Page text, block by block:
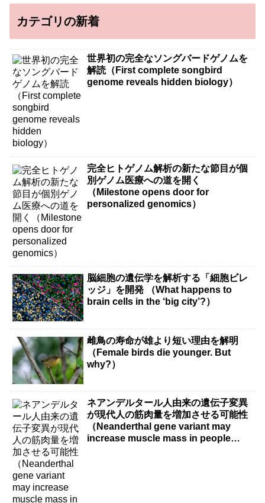
カテゴリの新着
世界初の完全なソングバードゲノムを
解読（First complete songbird
genome reveals hidden biology）
完全ヒトゲノム解析の新たな節目が個
別ゲノム医療への道を開く
（Milestone opens door for
personalized genomics）
脳細胞の遺伝学を解析する「細胞ビレ
ッジ」を開発 （What happens to
brain cells in the ‘big city’?）
雌鳥の寿命が雄より短い理由を解明
（Female birds die younger. But
why?）
ネアンデルタール人由来の遺伝子変異
が現代人の筋肉量を増加させる可能性
（Neanderthal gene variant may
increase muscle mass in people